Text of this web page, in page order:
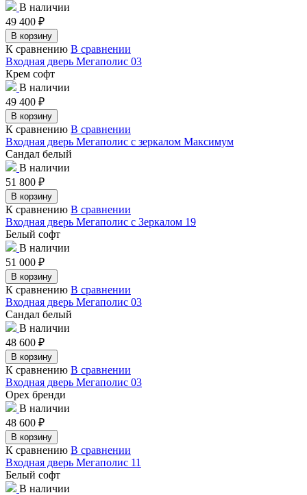
В наличии
49 400 ₽
В корзину
К сравнению В сравнении
Входная дверь Мегаполис 03
Крем софт
В наличии
49 400 ₽
В корзину
К сравнению В сравнении
Входная дверь Мегаполис с зеркалом Максимум
Сандал белый
В наличии
51 800 ₽
В корзину
К сравнению В сравнении
Входная дверь Мегаполис с Зеркалом 19
Белый софт
В наличии
51 000 ₽
В корзину
К сравнению В сравнении
Входная дверь Мегаполис 03
Сандал белый
В наличии
48 600 ₽
В корзину
К сравнению В сравнении
Входная дверь Мегаполис 03
Орех бренди
В наличии
48 600 ₽
В корзину
К сравнению В сравнении
Входная дверь Мегаполис 11
Белый софт
В наличии